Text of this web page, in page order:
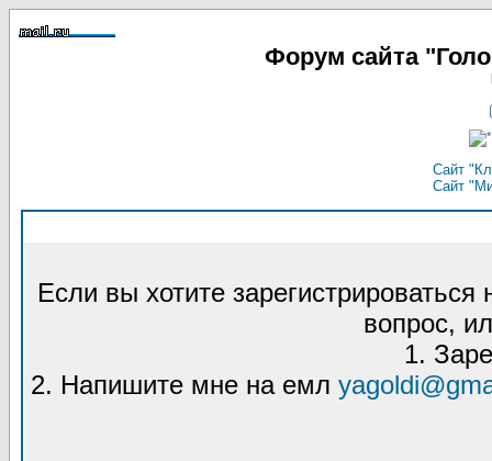
Форум сайта
Сайт
Сайт
Если вы хотите
вопрос,
1.
2. Напишите мне на емл